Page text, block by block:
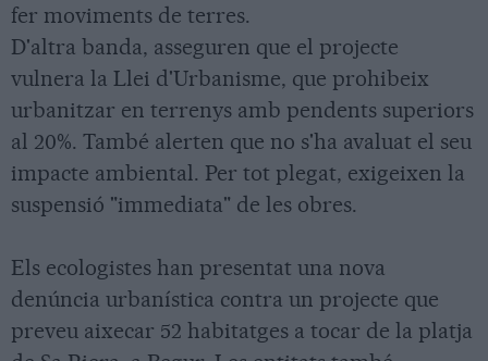
fer moviments de terres.
D'altra banda, asseguren que el projecte
vulnera la Llei d'Urbanisme, que prohibeix
urbanitzar en terrenys amb pendents superiors
al 20%. També alerten que no s'ha avaluat el seu
impacte ambiental. Per tot plegat, exigeixen la
suspensió "immediata" de les obres.
Els ecologistes han presentat una nova
denúncia urbanística contra un projecte que
preveu aixecar 52 habitatges a tocar de la platja